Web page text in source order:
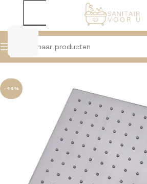
Home Douche Hoofddouches,
-46%